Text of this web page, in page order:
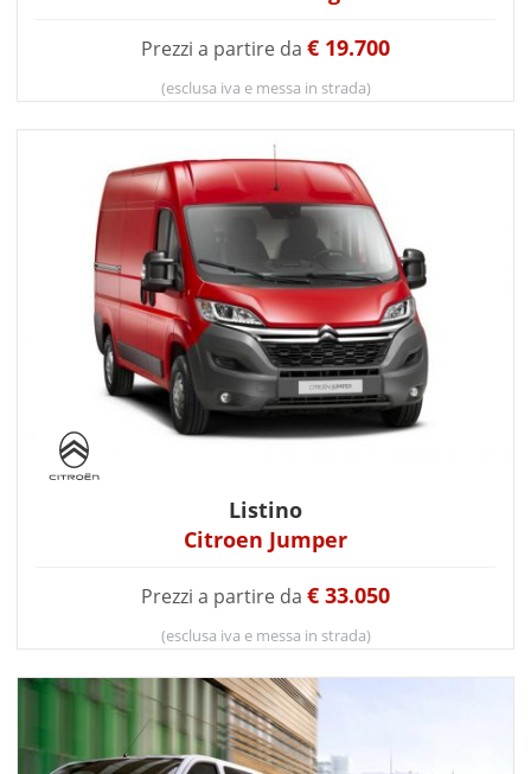
Prezzi a partire da € 19.700
(esclusa iva e messa in strada)
Listino
Citroen Jumper
Prezzi a partire da € 33.050
(esclusa iva e messa in strada)